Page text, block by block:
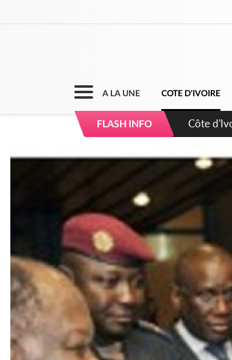
A LA UNE COTE D'IVOIRE
FLASH INFO
Côte